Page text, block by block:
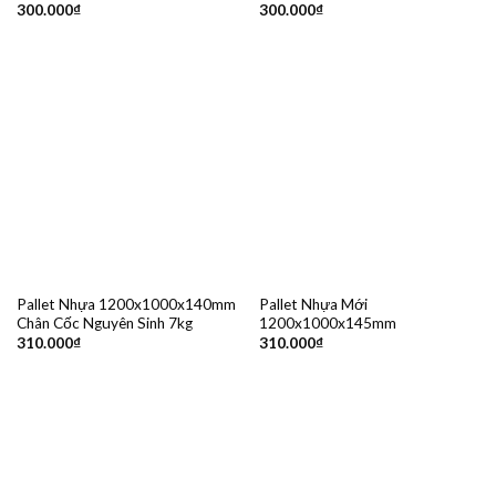
300.000₫
300.000₫
Pallet Nhựa 1200x1000x140mm
Chân Cốc Nguyên Sinh 7kg
310.000₫
Pallet Nhựa Mới
1200x1000x145mm
310.000₫